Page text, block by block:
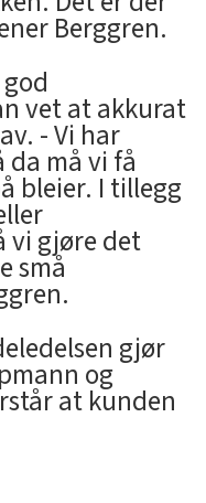
Berggren.
vet at akkurat
- Vi har
da må vi få
bleier. I tillegg
vi gjøre det
små
gjør
og
at kunden